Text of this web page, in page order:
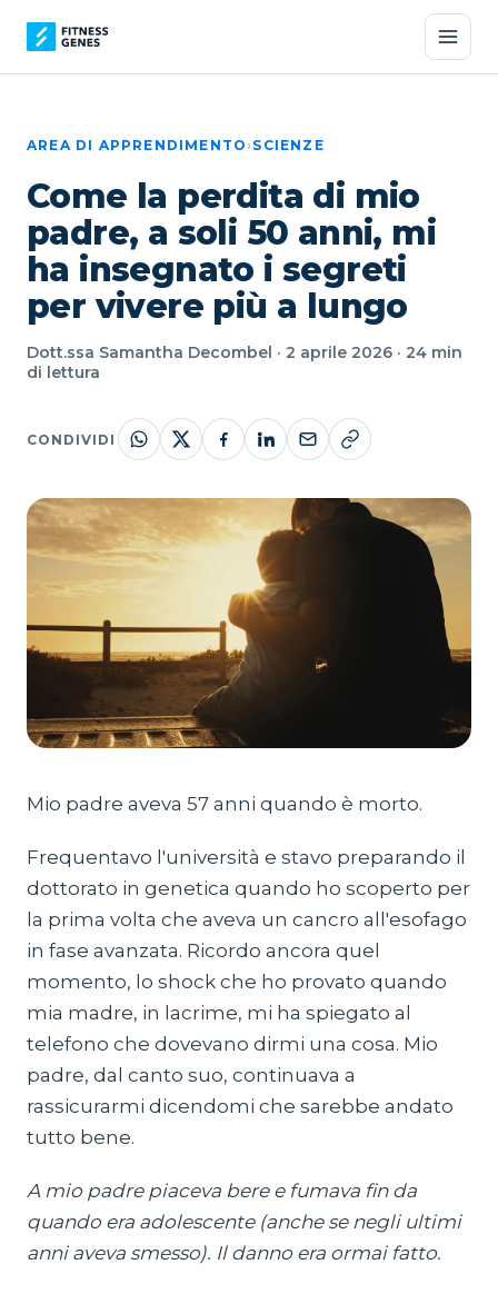
AREA DI APPRENDIMENTO›SCIENZE
Come la perdita di mio
padre, a soli 50 anni, mi
ha insegnato i segreti
per vivere più a lungo
Dott.ssa Samantha Decombel · 2 aprile 2026 · 24 min
di lettura
CONDIVIDI
Mio padre aveva 57 anni quando è morto.
Frequentavo l'università e stavo preparando il
dottorato in genetica quando ho scoperto per
la prima volta che aveva un cancro all'esofago
in fase avanzata. Ricordo ancora quel
momento, lo shock che ho provato quando
mia madre, in lacrime, mi ha spiegato al
telefono che dovevano dirmi una cosa. Mio
padre, dal canto suo, continuava a
rassicurarmi dicendomi che sarebbe andato
tutto bene.
A mio padre piaceva bere e fumava fin da
quando era adolescente (anche se negli ultimi
anni aveva smesso). Il danno era ormai fatto.